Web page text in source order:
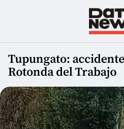
Tupungato:
Rotonda del Trabajo